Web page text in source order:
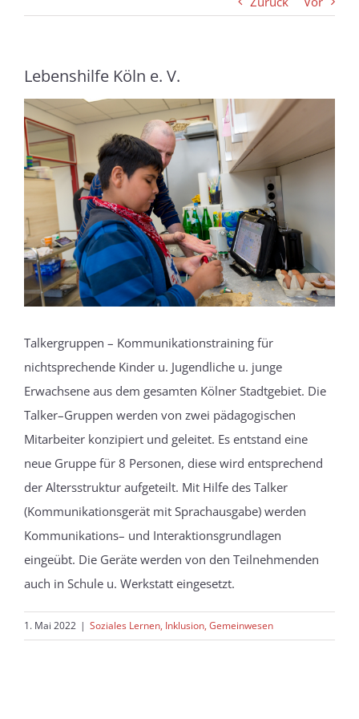
Lebenshilfe Köln e. V.
Zeige
grösseres
Bild
Talkergruppen – Kommunikationstraining für
nichtsprechende Kinder u. Jugendliche u. junge
Erwachsene aus dem gesamten Kölner Stadtgebiet. Die
Talker–Gruppen werden von zwei pädagogischen
Mitarbeiter konzipiert und geleitet. Es entstand eine
neue Gruppe für 8 Personen, diese wird entsprechend
der Altersstruktur aufgeteilt. Mit Hilfe des Talker
(Kommunikationsgerät mit Sprachausgabe) werden
Kommunikations– und Interaktionsgrundlagen
eingeübt. Die Geräte werden von den Teilnehmenden
auch in Schule u. Werkstatt eingesetzt.
1. Mai 2022 | Soziales Lernen, Inklusion, Gemeinwesen